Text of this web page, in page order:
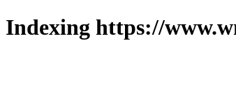
Indexing https://